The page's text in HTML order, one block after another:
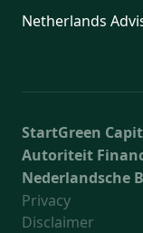
Netherlands
StartGreen
Autoriteit
Nederlandsche
Privacy
Disclaimer